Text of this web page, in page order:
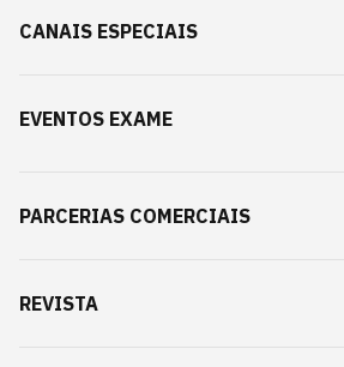
CANAIS ESPECIAIS
EVENTOS EXAME
PARCERIAS COMERCIAIS
REVISTA